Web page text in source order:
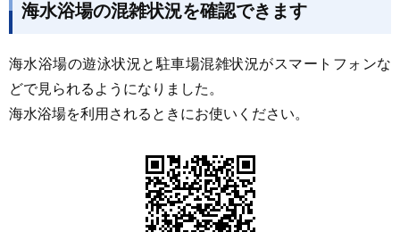
海水浴場の混雑状況を確認できます
海水浴場の遊泳状況と駐車場混雑状況がスマートフォンな
どで見られるようになりました。
海水浴場を利用されるときにお使いください。